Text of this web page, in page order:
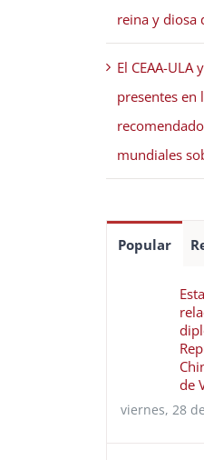
reina y diosa
El CEAA-ULA
presentes en
mundiales
Popular
de
viernes, 28